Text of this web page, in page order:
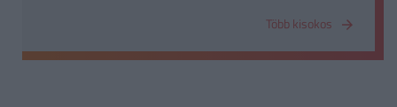
hitelbe vásárolhatunk, de a bankok többsége
nem számol fel kamatot a türelmi időszak alatt,
Több kisokos